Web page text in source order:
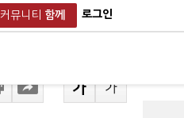
커뮤니티 함께 로그인